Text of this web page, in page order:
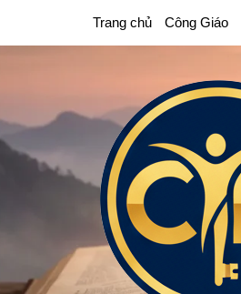
Trang chủ Công Giáo